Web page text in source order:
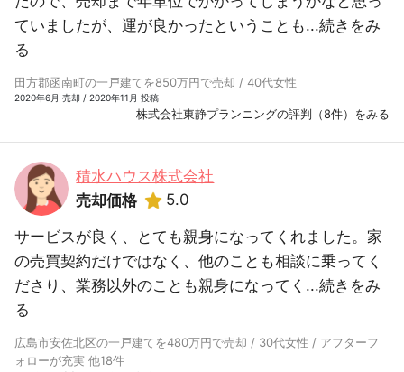
ていましたが、運が良かったということも...続きをみ
る
田方郡函南町の一戸建てを850万円で売却 / 40代女性
2020年6月 売却 / 2020年11月 投稿
株式会社東静プランニングの評判（8件）をみる
積水ハウス株式会社
売却価格
5.0
サービスが良く、とても親身になってくれました。家
の売買契約だけではなく、他のことも相談に乗ってく
ださり、業務以外のことも親身になってく...続きをみ
る
広島市安佐北区の一戸建てを480万円で売却 / 30代女性 / アフターフ
ォローが充実 他18件